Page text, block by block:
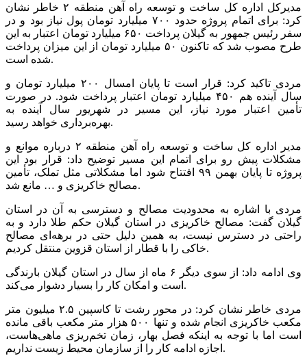
مدیرکل اداره کل ساخت و توسعه راه آهن منطقه ۲ خاطر نشان
کرد: برای اتمام پروژه حدود ۷۰۰ میلیارد تومان پول نیاز بود و در
سفر رئیس جمهور به گیلان پرداخت ۶۵۰ میلیارد تومان اعتبار به این
طرح مصوب شد که تاکنون ۵۰ میلیارد تومان از این میزان پرداخت
شده است.
مردی تاکید کرد: قرار است تا پایان امسال ۲۰۰ میلیارد تومان و
سال آینده هم ۴۵۰ میلیارد تومان اعتبار پرداخت شود. در صورت
تأمین اعتبار مورد نیاز، این مسیر در شهریور سال آینده به
بهره‌برداری خواهد رسید.
مدیر اداره کل ساخت و توسعه راه آهن منطقه ۲ درباره موانع و
مشکلات پیش رو برای اتمام این مسیر توضیح داد: قرار بود این
پروژه تا پایان بهمن ۹۹ افتتاح شود اما مشکلاتی مثل تملک، تأمین
مصالح خاکریزی و … مانع شد.
مردی با اشاره به محدودیت مصالح و دسترسی به آن در استان
گیلان گفت: مصالح خاکریزی در استان گیلان حکم طلا دارد و به
راحتی در دسترس نیست، به همین دلیل حتی در برهه‌ای مصالح
خاکی را با قطار از استان قزوین منتقل کردیم.
وی ادامه داد: از سوی دیگر ۶ ماه از سال در استان گیلان بارندگی
است و امکان کار را بسیار دشوار می‌کند.
مردی خاطر نشان کرد: در محور رشت تا کاسپین ۲.۵ میلیون متر
مکعب خاکریزی انجام شده و تنها ۵۰۰ هزار متر مکعب باقی مانده
است اما با توجه به اینکه فصل بهار، زمان تخم‌ریزی ماهی‌هاست،
اجازه ادامه کار را از سازمان محیط زیست نداریم.